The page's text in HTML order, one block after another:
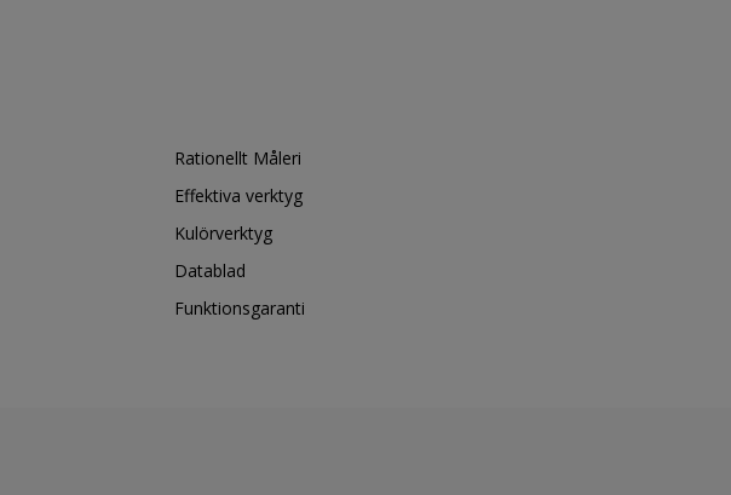
Rationellt Måleri
Effektiva verktyg
Kulörverktyg
Datablad
Funktionsgaranti